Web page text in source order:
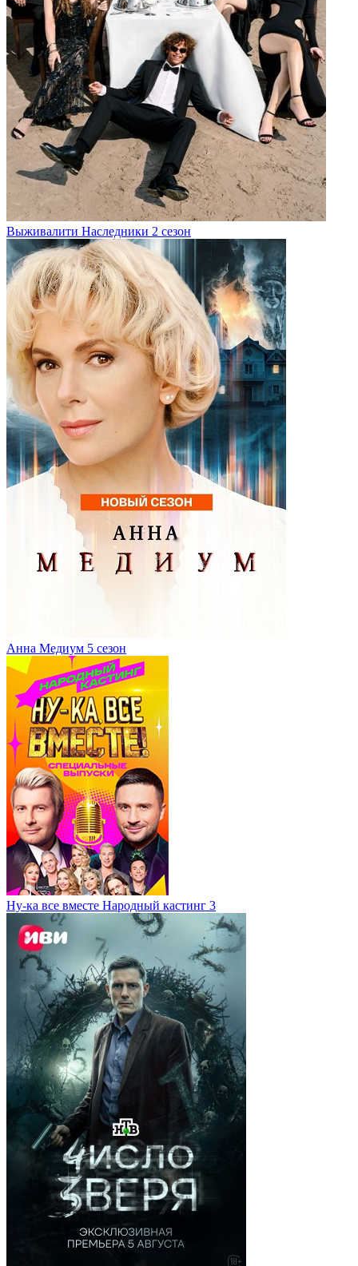
Выживалити Наследники 2 сезон
Анна Медиум 5 сезон
Ну-ка все вместе Народный кастинг 3